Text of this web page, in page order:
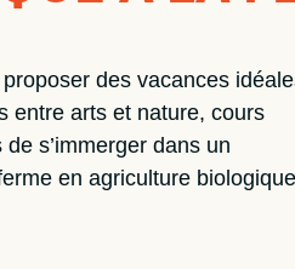
proposer des vacances
entre arts et nature, cours
s’immerger dans un
en agriculture